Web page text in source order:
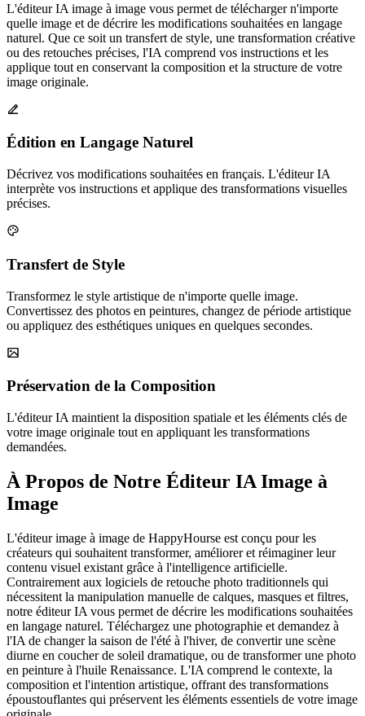
L'éditeur IA image à image vous permet de télécharger n'importe
quelle image et de décrire les modifications souhaitées en langage
naturel. Que ce soit un transfert de style, une transformation créative
ou des retouches précises, l'IA comprend vos instructions et les
applique tout en conservant la composition et la structure de votre
image originale.
Édition en Langage Naturel
Décrivez vos modifications souhaitées en français. L'éditeur IA
interprète vos instructions et applique des transformations visuelles
précises.
Transfert de Style
Transformez le style artistique de n'importe quelle image.
Convertissez des photos en peintures, changez de période artistique
ou appliquez des esthétiques uniques en quelques secondes.
Préservation de la Composition
L'éditeur IA maintient la disposition spatiale et les éléments clés de
votre image originale tout en appliquant les transformations
demandées.
À Propos de Notre Éditeur IA Image à
Image
L'éditeur image à image de HappyHourse est conçu pour les
créateurs qui souhaitent transformer, améliorer et réimaginer leur
contenu visuel existant grâce à l'intelligence artificielle.
Contrairement aux logiciels de retouche photo traditionnels qui
nécessitent la manipulation manuelle de calques, masques et filtres,
notre éditeur IA vous permet de décrire les modifications souhaitées
en langage naturel. Téléchargez une photographie et demandez à
l'IA de changer la saison de l'été à l'hiver, de convertir une scène
diurne en coucher de soleil dramatique, ou de transformer une photo
en peinture à l'huile Renaissance. L'IA comprend le contexte, la
composition et l'intention artistique, offrant des transformations
époustouflantes qui préservent les éléments essentiels de votre image